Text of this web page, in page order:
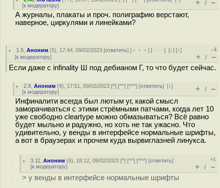
[к модератору] + / –
А журналы, плакаты и проч. полиграфию верстают,
наверное, циркулями и линейками?
1.5 ,Аноним (5), 17:44, 09/02/2023 [ответить] [ ﹢﹢﹢] [ · · ·][↓] [↑]
[к модератору]
–1
+ / –
Если даже с infinality Ш под дебианом Г, то что будет сейчас.
2.8 ,Аноним (9), 17:51, 09/02/2023 [^] [^^] [^^^] [ответить][↓]
[к модератору] + / –
Инфиналити всегда был лютым уг, какой смысл
заморачиваться с этими стрёмными патчами, когда лет 10
уже свободно cleartype можно обмазываться? Всё равно
будет мыльно и радужно, но хоть не так ужасно. Что
удивительно, у венды в интерфейсе нормальные шрифты,
а вот в браузерах и прочем куда вырвиглазней линукса.
3.11 ,Аноним (6), 18:12, 09/02/2023 [^] [^^] [^^^] [ответить]
[к модератору]
+1
+ / –
> у венды в интерфейсе нормальные шрифты